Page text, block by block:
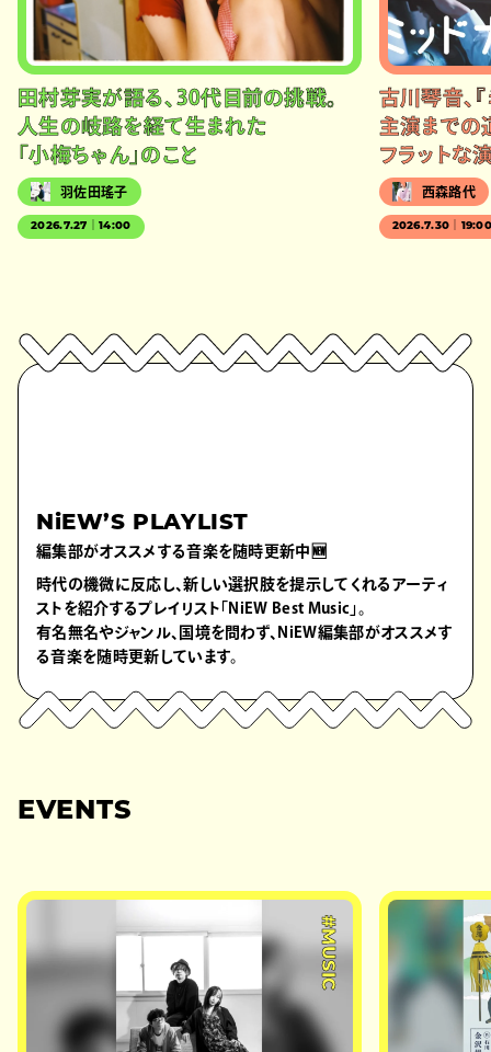
田村芽実が語る、30代目前の挑戦。
人生の岐路を経て生まれた
「小梅ちゃん」のこと
羽佐田瑤子
2026.7.27｜14:00
古川琴音、
主演までの
フラットな
西森路代
2026.7.30｜
NiEW’S PLAYLIST
編集部がオススメする音楽を随時更新中🆕
時代の機微に反応し、新しい選択肢を提示してくれるアーティ
ストを紹介するプレイリスト「NiEW Best Music」。
有名無名やジャンル、国境を問わず、NiEW編集部がオススメす
る音楽を随時更新しています。
EVENTS
#MUSIC